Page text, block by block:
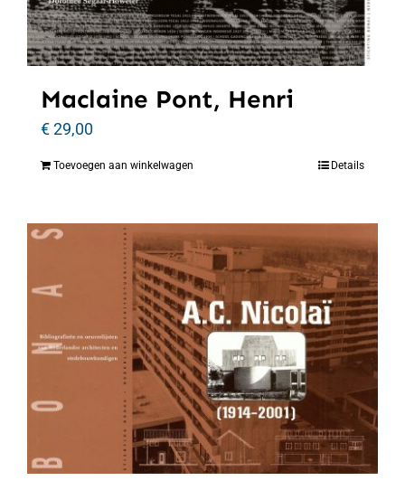
Maclaine Pont, Henri
€29,00
Toevoegen aan winkelwagen Details